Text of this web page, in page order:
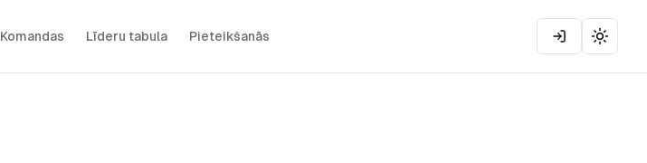
Komandas Līderu tabula Pieteikšanās
Toggle